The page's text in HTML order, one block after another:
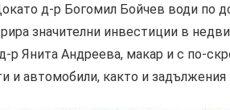
д-р Богомил Бойчев води по
значителни инвестиции в
р Янита Андреева, макар и с по-
и автомобили, както и